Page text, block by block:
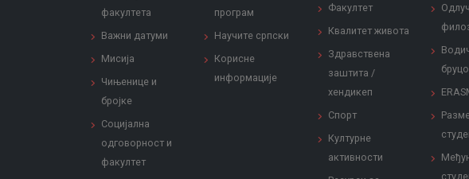
факултета
Важни датуми
Мисија
Чињенице и
бројке
Социјална
одговорност и
факултет
програм
Научите српски
Корисне
информације
Факултет
Квалитет живота
Здравствена
заштита /
хендикеп
Спорт
Културне
активности